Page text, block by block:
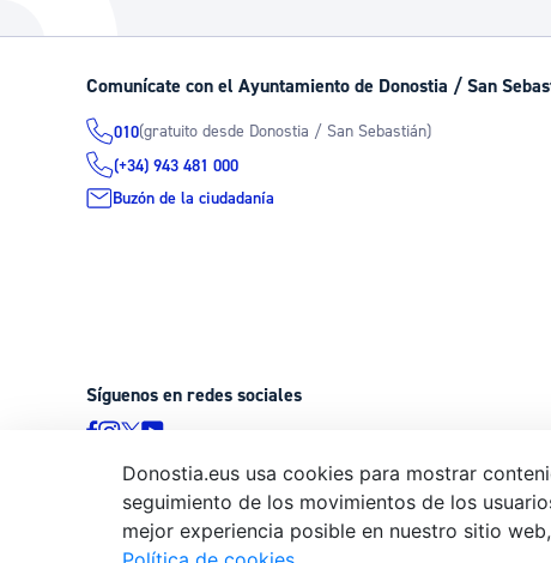
La ciudad ahora
Descubre la ciudad
La ciudad futura
Noticias
Comunícate con el Ayuntamiento de Donostia / San
010(gratuito desde Donostia / San Sebastián)
(+34) 943 481 000
Buzón de la ciudadanía
Síguenos en redes sociales
© Donostiako Udala - Ayuntamiento de Donostia / San Sebastián
20003 Donostia / San Sebastián
Donostia.eus usa cookies para mostrar
seguimiento de los movimientos de los
mejor experiencia posible en nuestro sitio